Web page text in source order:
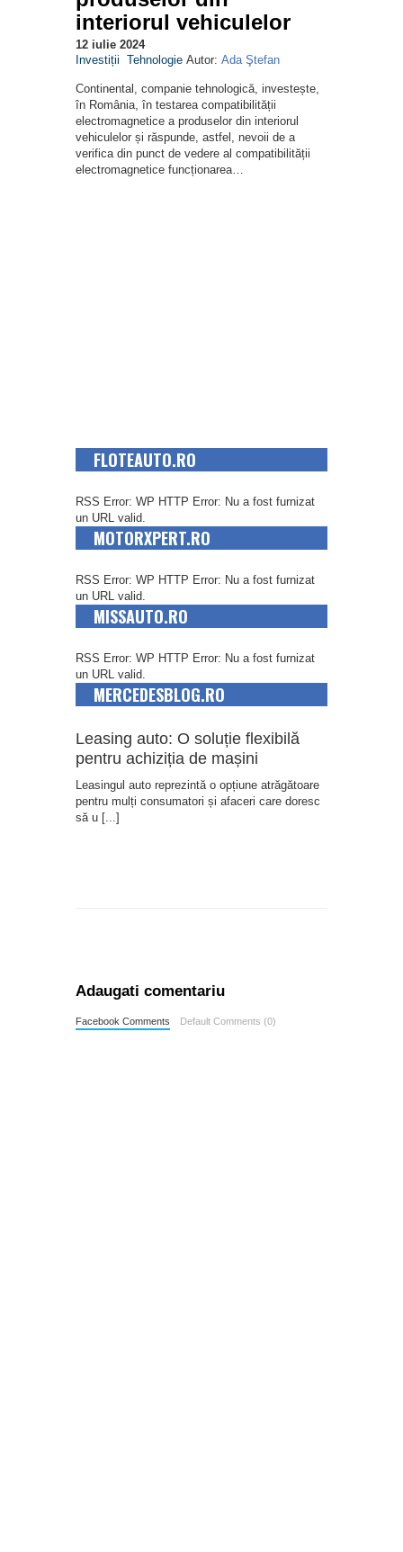
interiorul vehiculelor
12 iulie 2024
Investiții Tehnologie Autor: Ada Ştefan
Continental, companie tehnologică, investește,
în România, în testarea compatibilității
electromagnetice a produselor din interiorul
vehiculelor și răspunde, astfel, nevoii de a
verifica din punct de vedere al compatibilității
electromagnetice funcționarea…
FLOTEAUTO.RO
RSS Error: WP HTTP Error: Nu a fost furnizat
un URL valid.
MOTORXPERT.RO
RSS Error: WP HTTP Error: Nu a fost furnizat
un URL valid.
MISSAUTO.RO
RSS Error: WP HTTP Error: Nu a fost furnizat
un URL valid.
MERCEDESBLOG.RO
Leasing auto: O soluție flexibilă
pentru achiziția de mașini
Leasingul auto reprezintă o opțiune atrăgătoare
pentru mulți consumatori și afaceri care doresc
să u [...]
Adaugati comentariu
Facebook Comments Default Comments (0)